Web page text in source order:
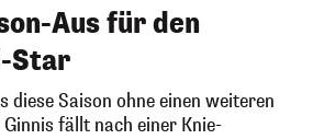
Aus für den
Star
diese Saison ohne einen weiteren
fällt nach einer Knie-